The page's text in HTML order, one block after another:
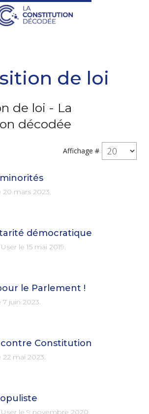
de loi
de loi - La
décodée
Affichage #
20 mars 2023.
démocratique
le 15 mai 2019.
le Parlement !
7 juin 2023.
Constitution
22 mai 2023.
le 9 novembre 2020.